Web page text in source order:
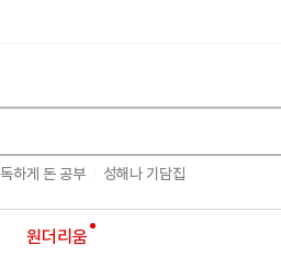
독하게 돈 공부 성해나 기담집
원더리움